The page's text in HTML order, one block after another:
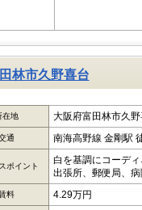
林市久野喜台
在地 大阪府富田林市久野
通 南海高野線 金剛駅
ポイント
白を基調にコーデ
出張所、郵便局、
料 4.29万円